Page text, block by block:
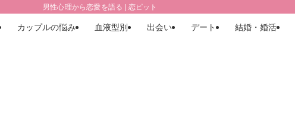
男性心理から恋愛を語る | 恋ピット
カップルの悩み 血液型別 出会い デート 結婚・婚活